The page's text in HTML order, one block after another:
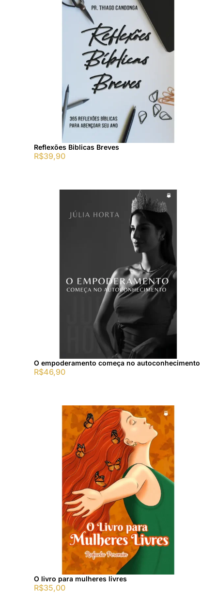
Reflexões Biblicas Breves
R$39,90
O empoderamento começa no autoconhecimento
R$46,90
O livro para mulheres livres
R$35,00